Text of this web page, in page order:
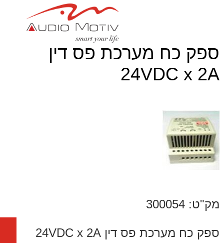
ספק כח מערכת פס דין
24VDC x 2A
מק"ט: 300054
ספק כח מערכת פס דין 24VDC x 2A